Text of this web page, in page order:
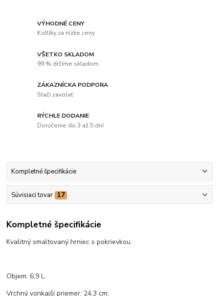
VÝHODNÉ CENY
Kotlíky za nízke ceny
VŠETKO SKLADOM
99 % držíme skladom
ZÁKAZNÍCKA PODPORA
Stačí zavolať
RÝCHLE DODANIE
Doručenie do 3 až 5 dní
Kompletné špecifikácie
Súvisiaci tovar 17
Kompletné špecifikácie
Kvalitný smaltovaný hrniec s pokrievkou.
Objem: 6,9 L.
Vrchný vonkajší priemer: 24,3 cm.